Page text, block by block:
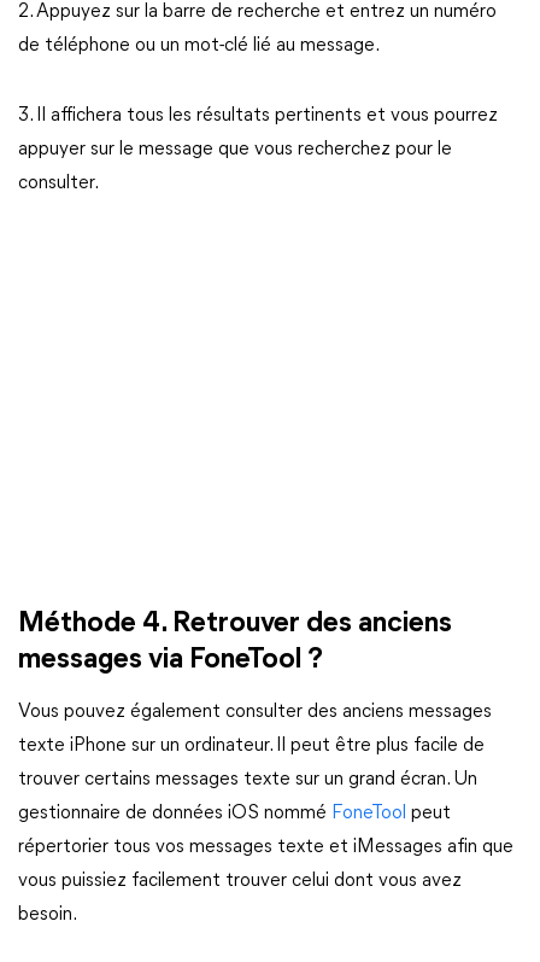
2. Appuyez sur la barre de recherche et entrez un numéro
de téléphone ou un mot-clé lié au message.
3. Il affichera tous les résultats pertinents et vous pourrez
appuyer sur le message que vous recherchez pour le
consulter.
Méthode 4. Retrouver des anciens
messages via FoneTool ?
Vous pouvez également consulter des anciens messages
texte iPhone sur un ordinateur. Il peut être plus facile de
trouver certains messages texte sur un grand écran. Un
gestionnaire de données iOS nommé FoneTool peut
répertorier tous vos messages texte et iMessages afin que
vous puissiez facilement trouver celui dont vous avez
besoin.